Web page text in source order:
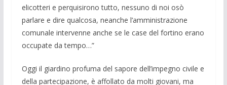
elicotteri e perquisirono tutto, nes­suno di noi osò
parlare e dire qualcosa, neanche l’amministrazione
comunale in­tervenne anche se le case del fortino era­no
occupate da tempo…”
Oggi il giardino profuma del sapore dell’impegno civile e
della partecipazio­ne, è affollato da molti giovani, ma